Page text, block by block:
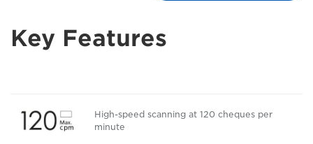
Key Features
High-speed scanning at 120 cheques per
minute